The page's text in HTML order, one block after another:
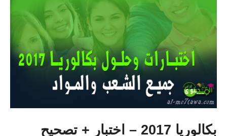
بكالوريا 2017 – اختبار + تصحيح